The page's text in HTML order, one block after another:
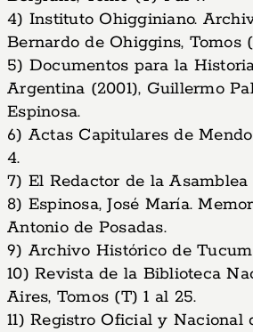
4) Instituto Ohigginiano.
Bernardo de Ohiggins, Tomos
5) Documentos para la
Argentina (2001), Guillermo
Espinosa.
6) Actas Capitulares de
4.
7) El Redactor de la Asamblea
8) Espinosa, José María.
Antonio de Posadas.
9) Archivo Histórico de
10) Revista de la Biblioteca
Aires, Tomos (T) 1 al 25.
11) Registro Oficial y Nacional